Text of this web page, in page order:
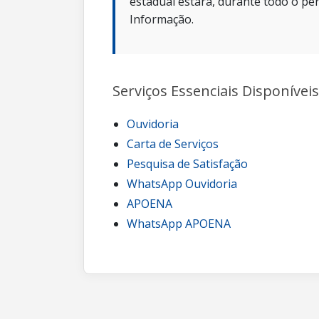
Informação.
Serviços Essenciais
Ouvidoria
Carta de Serviços
Pesquisa de Satisfação
WhatsApp Ouvidoria
APOENA
WhatsApp APOENA